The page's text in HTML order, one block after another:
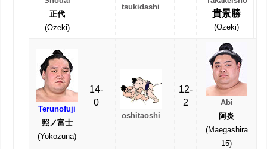
正代
(Ozeki)
tsukidashi
貴景勝
(Ozeki)
Terunofuji
照ノ富士
(Yokozuna)
14-
0
oshitaoshi
12-
2
Abi
阿炎
(Maegashira
15)